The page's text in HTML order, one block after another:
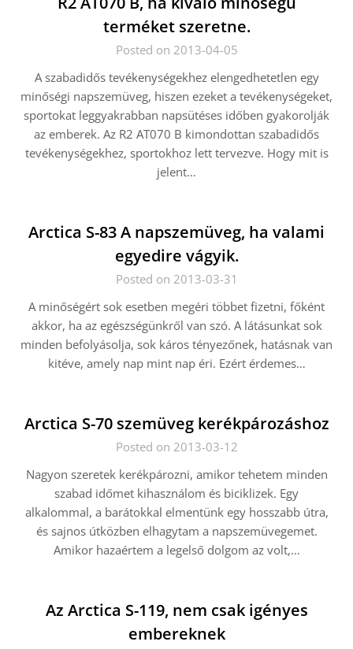
terméket szeretne.
Posted on 2013-04-05
A szabadidős tevékenységekhez elengedhetetlen egy
minőségi napszemüveg, hiszen ezeket a tevékenységeket,
sportokat leggyakrabban napsütéses időben gyakorolják
az emberek. Az R2 AT070 B kimondottan szabadidős
tevékenységekhez, sportokhoz lett tervezve. Hogy mit is
jelent…
Arctica S-83 A napszemüveg, ha valami
egyedire vágyik.
Posted on 2013-03-31
A minőségért sok esetben megéri többet fizetni, főként
akkor, ha az egészségünkről van szó. A látásunkat sok
minden befolyásolja, sok káros tényezőnek, hatásnak van
kitéve, amely nap mint nap éri. Ezért érdemes…
Arctica S-70 szemüveg kerékpározáshoz
Posted on 2013-03-12
Nagyon szeretek kerékpározni, amikor tehetem minden
szabad időmet kihasználom és biciklizek. Egy
alkalommal, a barátokkal elmentünk egy hosszabb útra,
és sajnos útközben elhagytam a napszemüvegemet.
Amikor hazaértem a legelső dolgom az volt,…
Az Arctica S-119, nem csak igényes
embereknek